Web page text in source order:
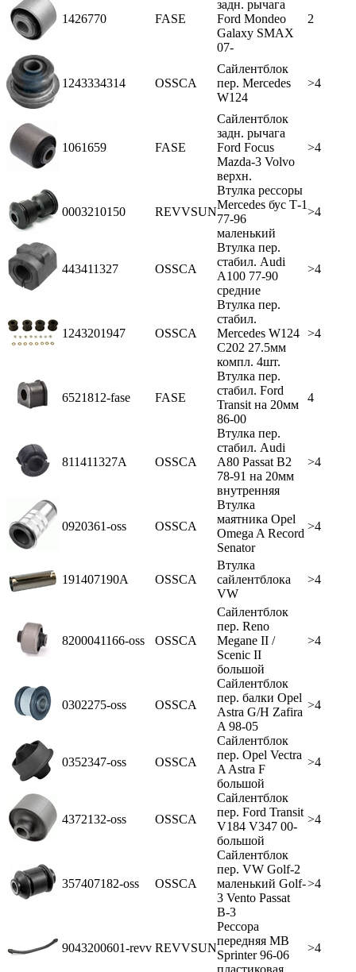
1426770 FASE
задн. рычага
Ford Mondeo
Galaxy SMAX
07-
2
1243334314 OSSCA
Сайлентблок
пер. Мercedes
W124
>4
1061659 FASE
Сайлентблок
задн. рычага
Ford Focus
Mazda-3 Volvo
верхн.
>4
0003210150 REVVSUN
Втулка рессоры
Mercedes бус Т-1
77-96
маленький
>4
443411327 OSSCA
Втулка пер.
стабил. Audi
A100 77-90
средние
>4
1243201947 OSSCA
Втулка пер.
стабил.
Mercedes W124
C202 27.5мм
компл. 4шт.
>4
6521812-fase FASE
Втулка пер.
стабил. Ford
Transit на 20мм
86-00
4
811411327A OSSCA
Втулка пер.
стабил. Audi
A80 Passat B2
78-91 на 20мм
внутренняя
>4
0920361-oss OSSCA
Втулка
маятника Opel
Omega A Record
Senator
>4
191407190A OSSCA
Втулка
сайлентблока
VW
>4
8200041166-oss OSSCA
Сайлентблок
пер. Reno
Megane II /
Scenic II
большой
>4
0302275-oss OSSCA
Сайлентблок
пер. балки Opel
Astra G/H Zafira
A 98-05
>4
0352347-oss OSSCA
Сайлентблок
пер. Opel Vectra
A Astra F
большой
>4
4372132-oss OSSCA
Сайлентблок
пер. Ford Transit
V184 V347 00-
большой
>4
357407182-oss OSSCA
Сайлентблок
пер. VW Golf-2
маленький Golf-
3 Vento Passat
В-3
>4
9043200601-revv REVVSUN
Рессора
передняя MB
Sprinter 96-06
пластиковая
>4